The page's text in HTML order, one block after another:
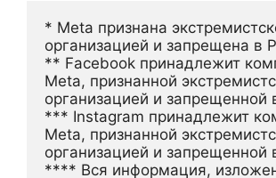
* Meta признана
организацией и запрещена в
** Facebook принадлежит
Meta, признанной
организацией и запрещенной
*** Instagram принадлежит
Meta, признанной
организацией и запрещенной
**** Вся информация,